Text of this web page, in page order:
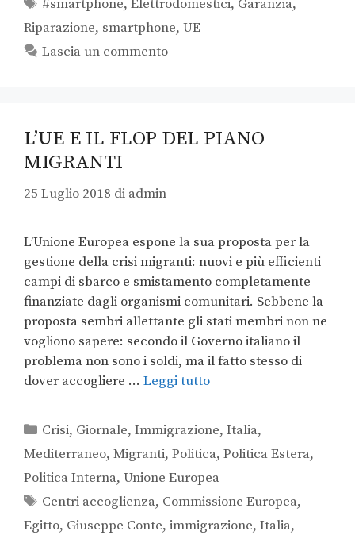
#smartphone,Elettrodomestici, Garanzia,
Riparazione, smartphone, UE
Lascia un commento
L’UE E IL FLOP DEL PIANO
MIGRANTI
25 Luglio 2018 di admin
L’Unione Europea espone la sua proposta per la
gestione della crisi migranti: nuovi e più efficienti
campi di sbarco e smistamento completamente
finanziate dagli organismi comunitari. Sebbene la
proposta sembri allettante gli stati membri non ne
vogliono sapere: secondo il Governo italiano il
problema non sono i soldi, ma il fatto stesso di
dover accogliere … Leggi tutto
Crisi, Giornale,Immigrazione,Italia,
Mediterraneo, Migranti, Politica, Politica Estera,
Politica Interna, Unione Europea
Centri accoglienza, Commissione Europea,
Egitto, Giuseppe Conte, immigrazione, Italia,